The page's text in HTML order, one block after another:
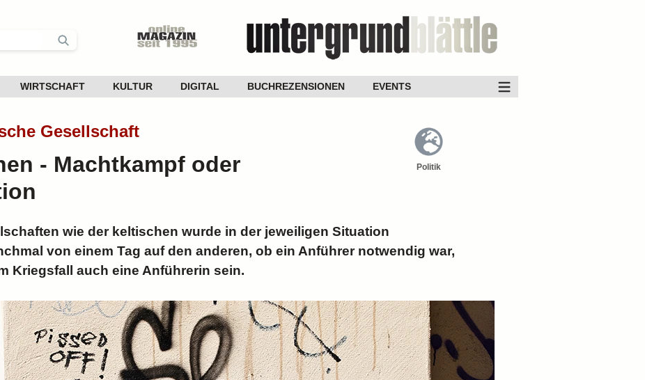
WIRTSCHAFT KULTUR DIGITAL BUCHREZENSIONEN EVENTS
Gesellschaft
- Machtkampf oder
Politik
wie der keltischen wurde in der jeweiligen Situation
von einem Tag auf den anderen, ob ein Anführer notwendig war,
Kriegsfall auch eine Anführerin sein.